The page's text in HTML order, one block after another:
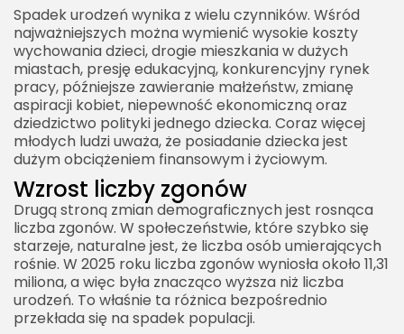
Spadek urodzeń wynika z wielu czynników. Wśród
najważniejszych można wymienić wysokie koszty
wychowania dzieci, drogie mieszkania w dużych
miastach, presję edukacyjną, konkurencyjny rynek
pracy, późniejsze zawieranie małżeństw, zmianę
aspiracji kobiet, niepewność ekonomiczną oraz
dziedzictwo polityki jednego dziecka. Coraz więcej
młodych ludzi uważa, że posiadanie dziecka jest
dużym obciążeniem finansowym i życiowym.
Wzrost liczby zgonów
Drugą stroną zmian demograficznych jest rosnąca
liczba zgonów. W społeczeństwie, które szybko się
starzeje, naturalne jest, że liczba osób umierających
rośnie. W 2025 roku liczba zgonów wyniosła około 11,31
miliona, a więc była znacząco wyższa niż liczba
urodzeń. To właśnie ta różnica bezpośrednio
przekłada się na spadek populacji.